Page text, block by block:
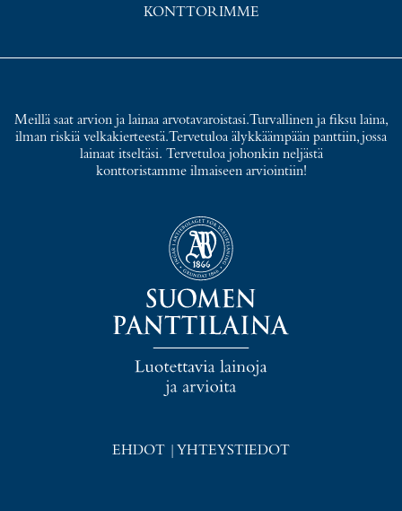
KONTTORIMME
Meillä saat arvion ja lainaa arvotavaroistasi. Turvallinen ja fiksu laina,
ilman riskiä velkakierteestä. Tervetuloa älykkäämpään panttiin, jossa
lainaat itseltäsi. Tervetuloa johonkin neljästä
konttoristamme ilmaiseen arviointiin!
EHDOT YHTEYSTIEDOT